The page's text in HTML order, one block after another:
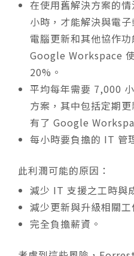
在使用舊解決方案的
小時，才能解決與電
電腦更新和其他協作
Google Workspace
20%。
平均每年需要 7,000
方案，其中包括定期
有了 Google
每小時要負擔的 IT 管
此利潤可能的原因：
減少 IT 支援之工時與
減少更新與升級相關工
完全負擔薪資。